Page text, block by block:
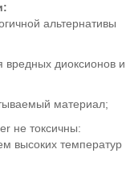
альтернативы
вредных диоксионов и
материал;
не токсичны:
высоких температур